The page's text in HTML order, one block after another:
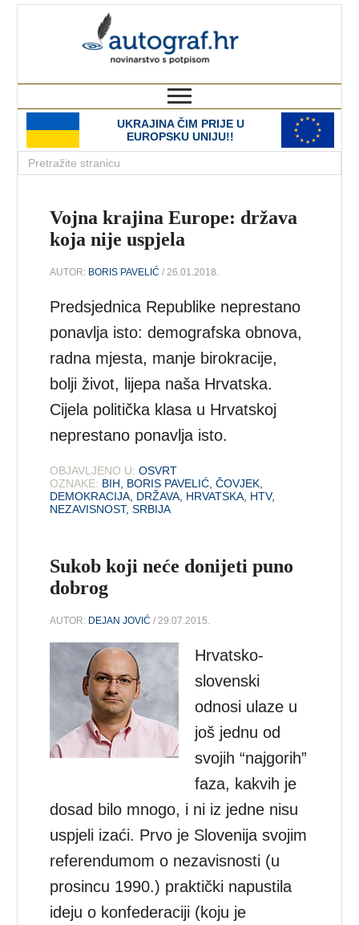
UKRAJINA ČIM PRIJE U
EUROPSKU UNIJU!!
Vojna krajina Europe: država
koja nije uspjela
AUTOR: BORIS PAVELIĆ / 26.01.2018.
Predsjednica Republike neprestano
ponavlja isto: demografska obnova,
radna mjesta, manje birokracije,
bolji život, lijepa naša Hrvatska.
Cijela politička klasa u Hrvatskoj
neprestano ponavlja isto.
OBJAVLJENO U: OSVRT
OZNAKE: BIH BORIS PAVELIĆ ,ČOVJEK
DEMOKRACIJA DRŽAVA HRVATSKA HTV,
NEZAVISNOST,SRBIJA
Sukob koji neće donijeti puno
dobrog
AUTOR: DEJAN JOVIĆ / 29.07.2015.
Hrvatsko-
slovenski
odnosi ulaze u
još jednu od
svojih “najgorih”
faza, kakvih je
dosad bilo mnogo, i ni iz jedne nisu
uspjeli izaći. Prvo je Slovenija svojim
referendumom o nezavisnosti (u
prosincu 1990.) praktički napustila
ideju o konfederaciji (koju je